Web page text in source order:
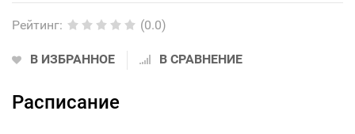
Рейтинг: (0.0)
В ИЗБРАННОЕ В СРАВНЕНИЕ
Расписание